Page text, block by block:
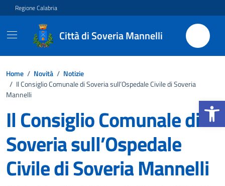
Apri la
Vai ai contenuti
Vai al footer
Regione Calabria
Città di Soveria Mannelli
Home / Novità / Notizie
/ Il Consiglio Comunale di Soveria sull’Ospedale Civile di Soveria
Mannelli
Il Consiglio Comunale di
Soveria sull’Ospedale
Civile di Soveria Mannelli